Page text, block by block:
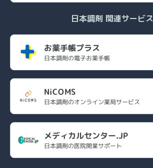
日本調剤 関連サービス
お薬手帳プラス
日本調剤の電子お薬手帳
NiCOMS
日本調剤のオンライン薬局サービス
メディカルセンター.JP
日本調剤の医院開業サポート